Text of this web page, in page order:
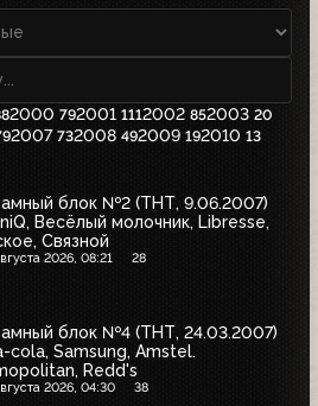
2000 792001 1112002 852003 20
2007 732008 492009 192010 13
блок №2 (ТНТ, 9.06.2007)
Весёлый молочник, Libresse,
Связной
2026, 08:21 28
блок №4 (ТНТ, 24.03.2007)
cola, Samsung, Amstel.
Redd's
2026, 04:30 38